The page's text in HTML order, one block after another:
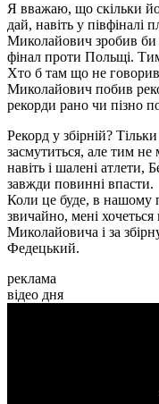
Я вважаю, що скільки
дай, навіть у
Миколайович зробив би
фінал проти Польщі.
Хто б там що не
Миколайович побив
рекорди рано чи пізно
Рекорд у збірній?
засмутиться, але тим
навіть і шалені атлети,
завжди повинні впасти.
Коли це буде, в нашому
звичайно, мені
Миколайовича і за
Федецький.
реклама
відео дня